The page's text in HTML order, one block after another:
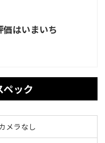
はいまいち
ック
メラなし